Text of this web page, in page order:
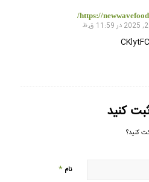
https://
کنید
کنید؟
نام *